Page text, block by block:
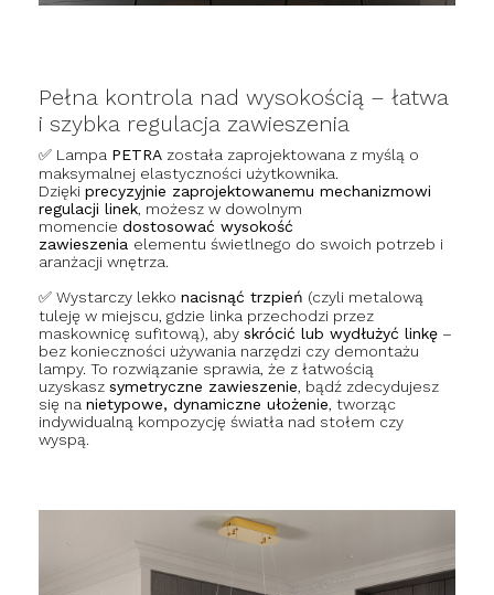
Pełna kontrola nad wysokością – łatwa
i szybka regulacja zawieszenia
✅ Lampa PETRA została zaprojektowana z myślą o
maksymalnej elastyczności użytkownika.
Dzięki precyzyjnie zaprojektowanemu mechanizmowi
regulacji linek, możesz w dowolnym
momencie dostosować wysokość
zawieszenia elementu świetlnego do swoich potrzeb i
aranżacji wnętrza.
✅ Wystarczy lekko nacisnąć trzpień (czyli metalową
tuleję w miejscu, gdzie linka przechodzi przez
maskownicę sufitową), aby skrócić lub wydłużyć linkę –
bez konieczności używania narzędzi czy demontażu
lampy. To rozwiązanie sprawia, że z łatwością
uzyskasz symetryczne zawieszenie, bądź zdecydujesz
się na nietypowe, dynamiczne ułożenie, tworząc
indywidualną kompozycję światła nad stołem czy
wyspą.